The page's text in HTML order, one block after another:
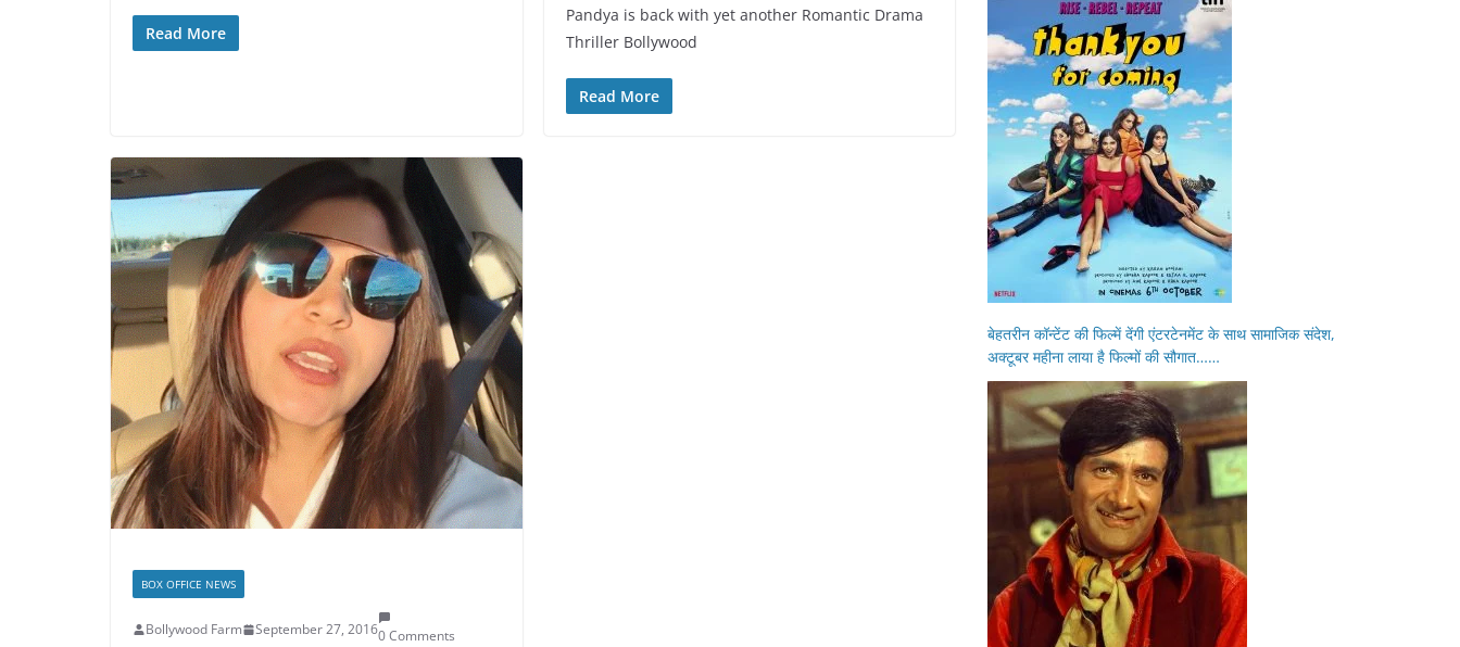
Read More
Pandya is back with yet another Romantic Drama
Thriller Bollywood
Read More
BOX OFFICE NEWS
Bollywood Farm September 27, 20160 Comments
बेहतरीन कॉन्टेंट की फिल्में देंगी एंटरटेनमेंट के साथ सामाजिक संदेश,
अक्टूबर महीना लाया है फिल्मों की सौगात……